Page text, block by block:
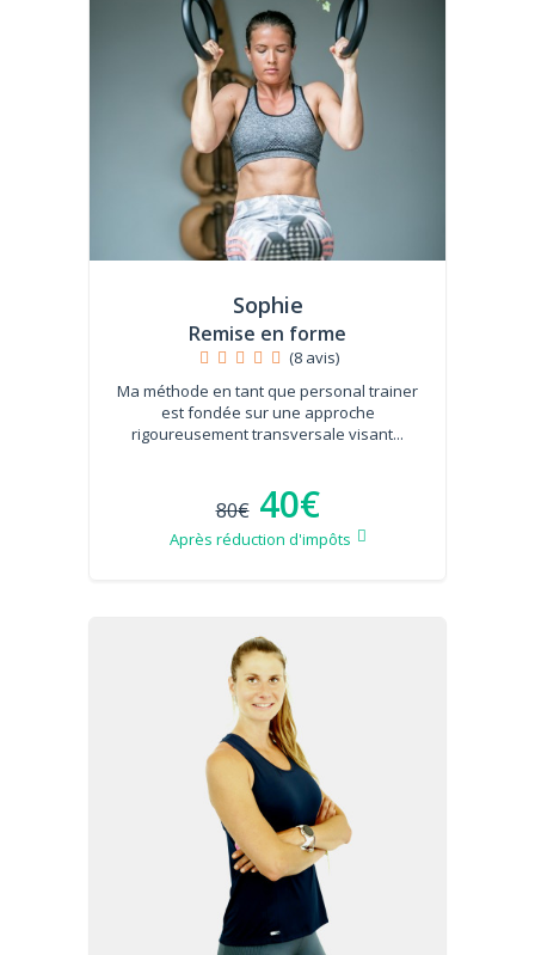
Sophie
Remise en forme
(8 avis)
Ma méthode en tant que personal trainer
est fondée sur une approche
rigoureusement transversale visant...
80€ 40€
Après réduction d'impôts